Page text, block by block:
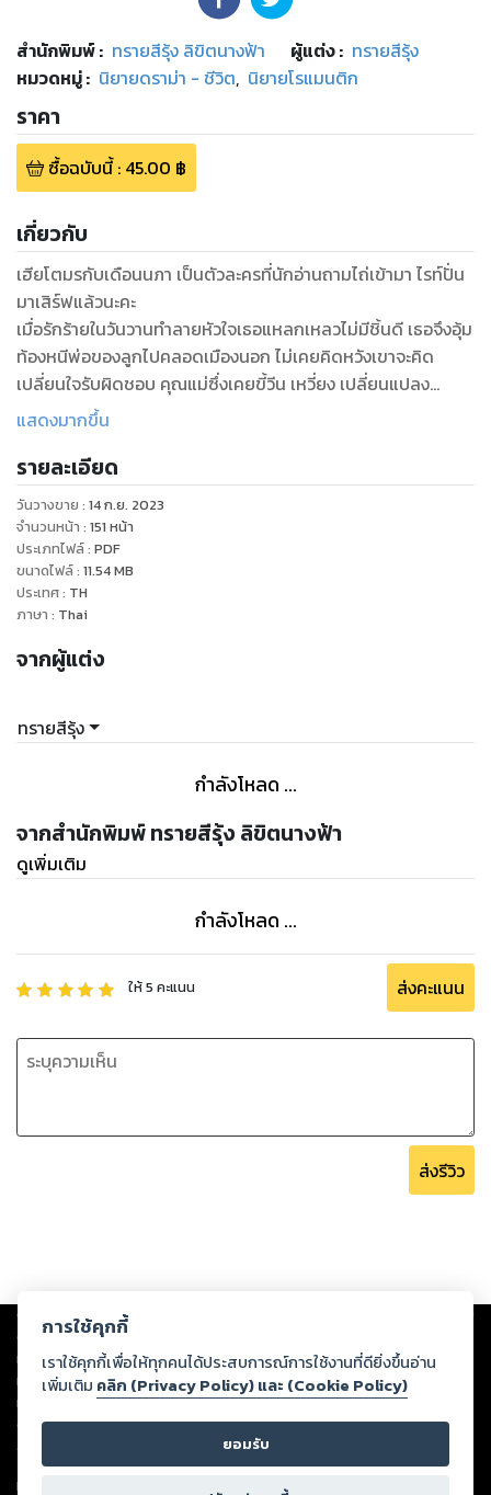
สำนักพิมพ์: ทรายสีรุ้ง ลิขิตนางฟ้า ผู้แต่ง : ทรายสีรุ้ง
หมวดหมู่: นิยายดราม่า - ชีวิต, นิยายโรแมนติก
ราคา
ซื้อฉบับนี้: 45.00 ฿
เกี่ยวกับ
เฮียโตมรกับเดือนนภา เป็นตัวละครที่นักอ่านถามไถ่เข้ามา ไรท์ปั่น
มาเสิร์ฟแล้วนะคะ
เมื่อรักร้ายในวันวานทำลายหัวใจเธอแหลกเหลวไม่มีชิ้นดี เธอจึงอุ้ม
ท้องหนีพ่อของลูกไปคลอดเมืองนอก ไม่เคยคิดหวังเขาจะคิด
เปลี่ยนใจรับผิดชอบ คุณแม่ซึ่งเคยขี้วีน เหวี่ยง เปลี่ยนแปลง
ตนเองเมื่อมีลูก และวันหนึ่งหวนคืนเจอพ่อของลูกอีกครั้ง
ก็ใครเล่าจะร้องไห้ขี้แย อ้อนวอนเขาอีก ตอนนี้เธอไม่ใช่คนเดิม จะ
ไม่มีวันนั้นอีก
แสดงมากขึ้น
รายละเอียด
วันวางขาย : 14 ก.ย. 2023
จำนวนหน้า : 151 หน้า
ประเภทไฟล์: PDF
ขนาดไฟล์: 11.54MB
ประเทศ: TH
ภาษา : Thai
จากผู้แต่ง
ทรายสีรุ้ง
กำลังโหลด ...
จากสำนักพิมพ์ ทรายสีรุ้ง ลิขิตนางฟ้า
ดูเพิ่มเติม
กำลังโหลด ...
ให้5 คะแนน ส่งคะแนน
ส่งรีวิว
Copyright © 2026
ต่อผลงานหรือเนื้อหาใดที่อัปโหลดผ่านเว็บไซต์และปรากฏว่าละเมิดสิทธิใน
ทรัพย์สินทางปัญญาของบุคคลอื่นหรือขัดต่อกฎหมายและศีลธรรม ดังนั้น ผู้อ่าน
ทุกท่านโปรดใช้วิจารณญาณในการกลั่นกรองด้วยตนเอง และหากท่านพบว่าส่วน
หนึ่งส่วนใดขัดต่อกฎหมายและศีลธรรม กรุณาแจ้งมายังบริษัท เพื่อทีมงานจะได้
ดำเนินการในทันที ทั้งนี้ ทางสตอรี่ล็อกขอสงวนลิขสิทธิ์ตามพระราชบัญญัติ
ลิขสิทธิ์ พ.ศ. 2537 (ฉบับล่าสุด)
For support: member@ookbee.com
การใช้คุกกี้
เราใช้คุกกี้เพื่อให้ทุกคนได้ประสบการณ์การใช้งานที่ดียิ่งขึ้นอ่าน
เพิ่มเติม คลิก (Privacy Policy) และ (Cookie Policy)
ยอมรับ